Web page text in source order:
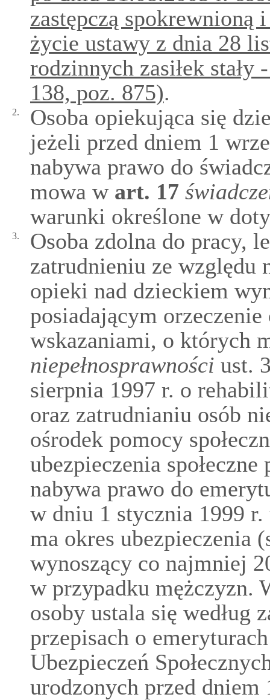
zastępczą
życie ustawy z dnia 28
rodzinnych zasiłek
138, poz. 875).
2.
Osoba opiekująca się
jeżeli przed dniem 1
nabywa prawo do
mowa wart. 17
warunki określone w
3.
Osoba zdolna do pracy,
zatrudnieniu ze względu
opieki nad dzieckiem
posiadającym
wskazaniami, o których
niepełnosprawności ust.
sierpnia 1997 r. o
oraz zatrudnianiu osób
ośrodek pomocy
ubezpieczenia
nabywa prawo do
w dniu 1 stycznia 1999
ma okres ubezpieczenia
wynoszący co najmniej
w przypadku mężczyzn.
osoby ustala się według
przepisach o
Ubezpieczeń
urodzonych przed dniem